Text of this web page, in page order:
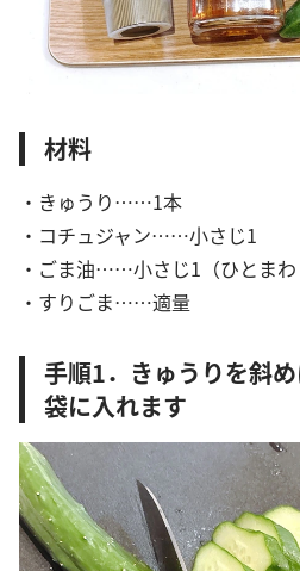
材料
・きゅうり……1本
・コチュジャン……小さじ1
・ごま油……小さじ1（ひとまわ
・すりごま……適量
手順1．きゅうりを斜
袋に入れます